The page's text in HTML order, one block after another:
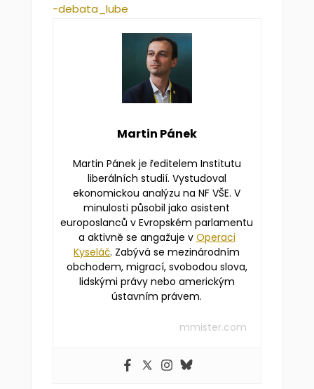
-debata_lube
Martin Pánek
Martin Pánek je ředitelem Institutu
liberálních studií. Vystudoval
ekonomickou analýzu na NF VŠE. V
minulosti působil jako asistent
europoslanců v Evropském parlamentu
a aktivně se angažuje v Operaci
Kyseláč. Zabývá se mezinárodním
obchodem, migrací, svobodou slova,
lidskými právy nebo americkým
ústavním právem.
mmister.com